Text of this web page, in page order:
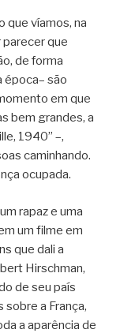
que víamos, na
parecer que
de forma
época– são
em que
bem grandes, a
1940” –,
caminhando.
ocupada.
rapaz e uma
um filme em
que dali a
Hirschman,
de seu país
sobre a França,
a aparência de